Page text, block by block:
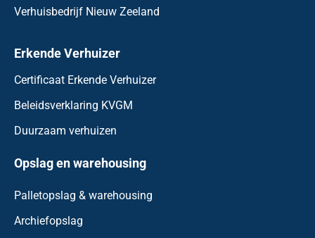
Verhuisbedrijf Nieuw Zeeland
Erkende Verhuizer
Certificaat Erkende Verhuizer
Beleidsverklaring KVGM
Duurzaam verhuizen
Opslag en warehousing
Palletopslag & warehousing
Archiefopslag